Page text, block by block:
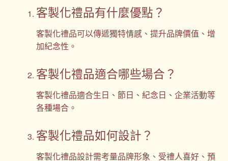
客製化禮品有什麼優點？
客製化禮品可以傳遞獨特情感、提升品牌價值、增
加紀念性。
客製化禮品適合哪些場合？
客製化禮品適合生日、節日、紀念日、企業活動等
各種場合。
客製化禮品如何設計？
客製化禮品設計需考量品牌形象、受禮人喜好、預